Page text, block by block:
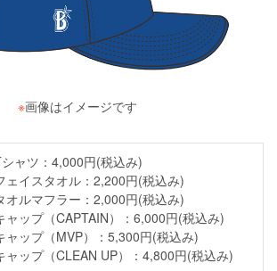
※画像はイメージです
ャツ：4,000円(税込み)
ェイスタオル：2,200円(税込み)
オルマフラー：2,000円(税込み)
ャップ（CAPTAIN）：6,000円(税込み)
ャップ（MVP）：5,300円(税込み)
ャップ（CLEAN UP）：4,800円(税込み)